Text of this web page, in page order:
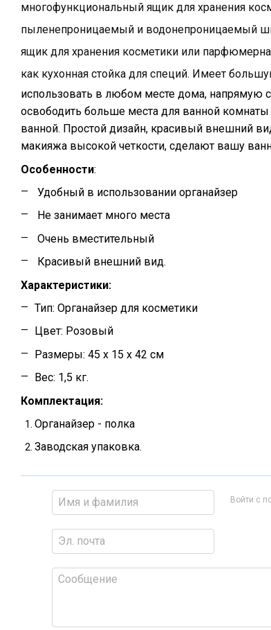
многофункциональный ящик для хранения
пыленепроницаемый и водонепроницаемый
ящик для хранения косметики или
как кухонная стойка для специй. Имеет
использовать в любом месте дома, напрямую
освободить больше места для ванной комнаты
ванной. Простой дизайн, красивый внешний
макияжа высокой четкости, сделают вашу
Особенности:
Удобный в использовании органайзер
Не занимает много места
Очень вместительный
Красивый внешний вид.
Характеристики:
Тип: Органайзер для косметики
Цвет: Розовый
Размеры: 45 х 15 х 42 см
Вес: 1,5 кг.
Комплектация:
Органайзер - полка
Заводская упаковка.
Войти с